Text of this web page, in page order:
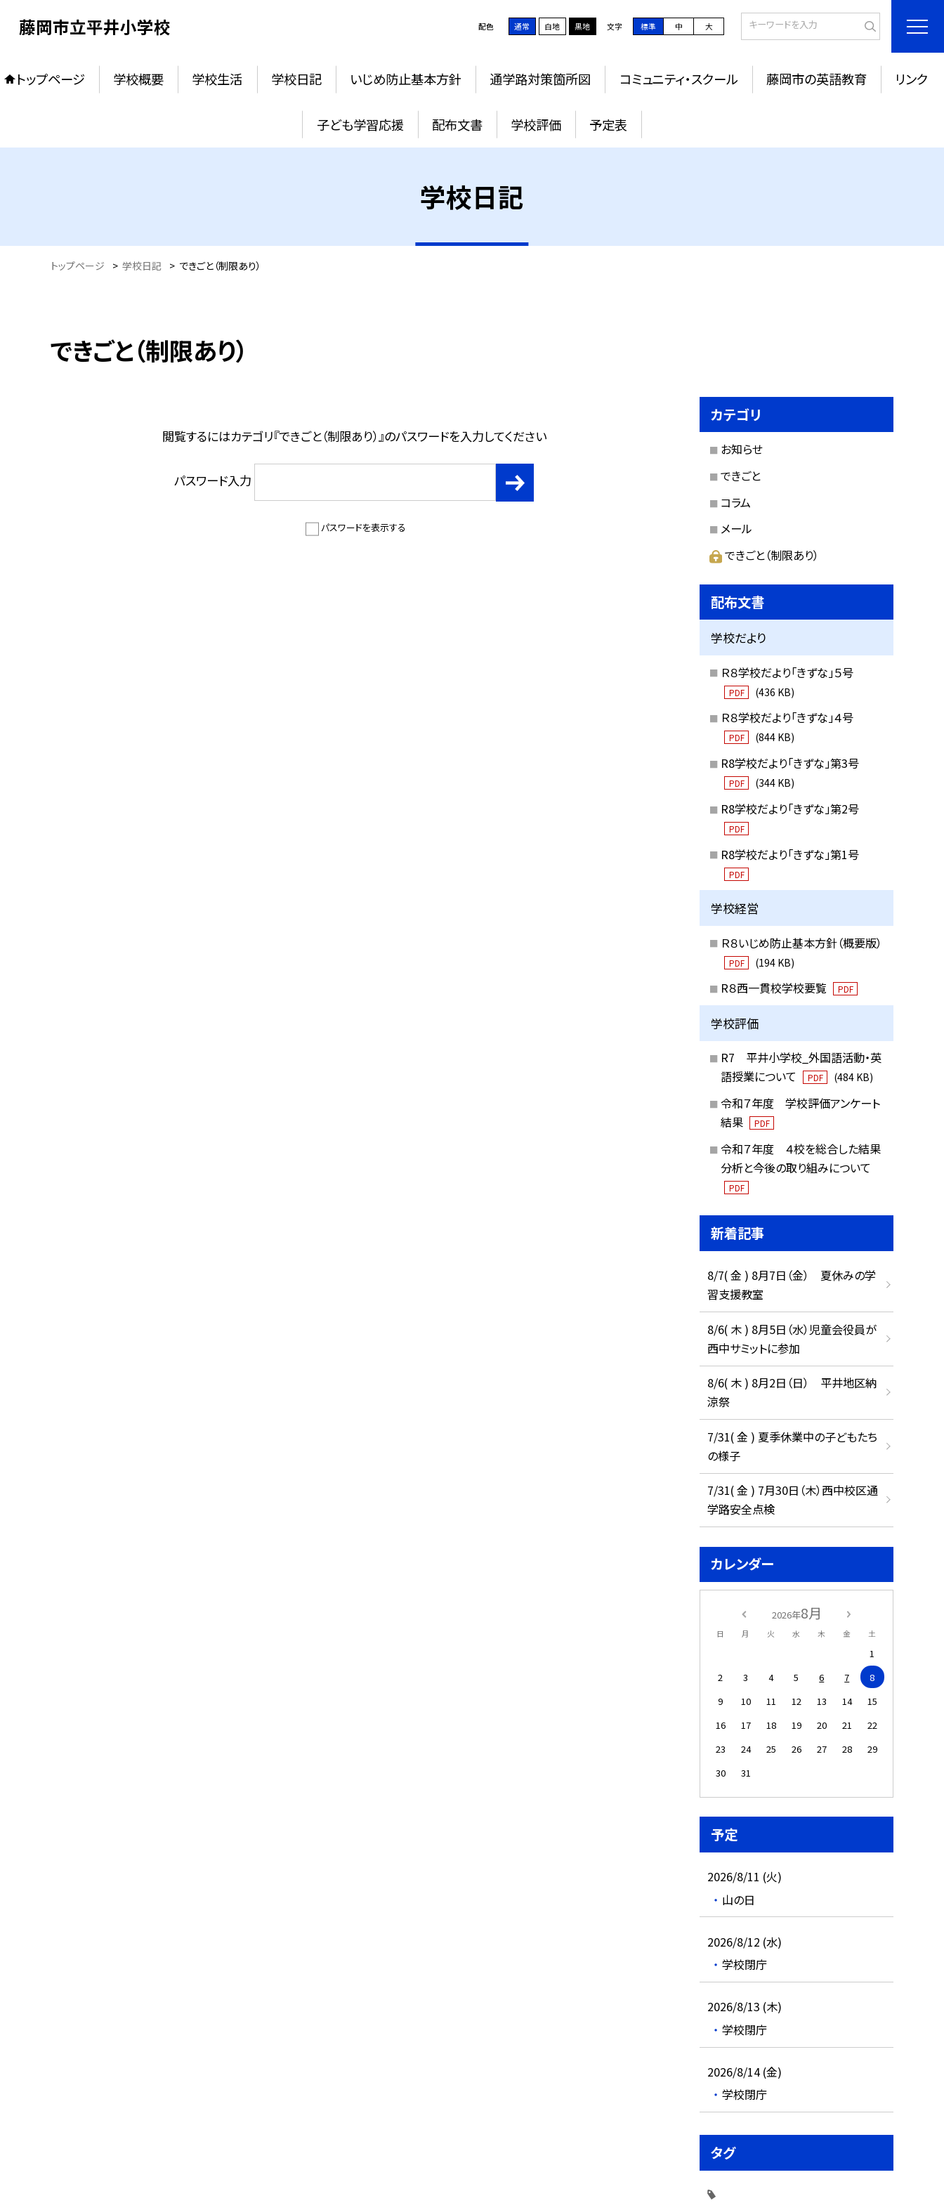
藤岡市立平井小学校 配色 通常 白地 黒地 文字 標準 中 大
トップページ 学校概要 学校生活 学校日記 いじめ防止基本方針 通学路対策箇所図 コミュニティ・スクール 藤岡市の英語教育 リンク
子ども学習応援 配布文書 学校評価 予定表
学校日記
トップページ > 学校日記 > できごと（制限あり）
できごと（制限あり）
閲覧するにはカテゴリ『できごと（制限あり）』のパスワードを入力してください
パスワード入力
パスワードを表示する
カテゴリ
お知らせ
できごと
コラム
メール
できごと（制限あり）
配布文書
学校だより
Ｒ８学校だより「きずな」５号
PDF (436 KB)
Ｒ８学校だより「きずな」４号
PDF (844 KB)
R8学校だより「きずな」第3号
PDF (344 KB)
R8学校だより「きずな」第2号
PDF
R8学校だより「きずな」第1号
PDF
学校経営
Ｒ８いじめ防止基本方針（概要版）
PDF (194 KB)
R８西一貫校学校要覧 PDF
学校評価
R7 平井小学校_外国語活動・英
語授業について
PDF (484 KB)
令和７年度 学校評価アンケート
結果
PDF
令和７年度 ４校を総合した結果
分析と今後の取り組みについて
PDF
新着記事
8/7( 金 ) 8月7日（金） 夏休みの学
習支援教室
8/6( 木 ) 8月5日（水）児童会役員が
西中サミットに参加
8/6( 木 ) 8月2日（日） 平井地区納
涼祭
7/31( 金 ) 夏季休業中の子どもたち
の様子
7/31( 金 ) 7月30日（木）西中校区通
学路安全点検
カレンダー
2026年8月
日 月 火 水 木 金 土
1
2
3 4 5 6 7
8
9
10 11 12 13 14
15
16
17 18 19 20 21
22
23
24 25 26 27 28
29
30
31
予定
2026/8/11 (火)
山の日
2026/8/12 (水)
学校閉庁
2026/8/13 (木)
学校閉庁
2026/8/14 (金)
学校閉庁
タグ